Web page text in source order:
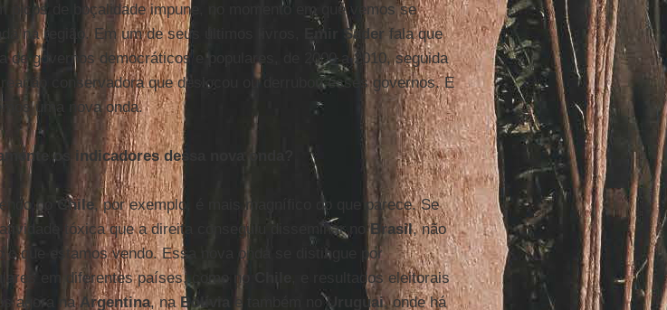
picos de boçalidade impune, no momento em que vemos se
na região. Em um de seus últimos livros,
Emir Sader fala que
de governos democráticos e populares, de 2000 a 2010, seguida
reação conservadora que deslocou ou derrubou esses governos. E
uma nova onda.
os indicadores dessa nova onda?
noChile, por exemplo, é mais magnífico do que parece. Se
tóxica que a direita conseguiu disseminar noBrasil, não
o que estamos vendo. Essa nova onda se distingue por
em diferentes países, como no
, e resultados eleitorais
agora naArgentina, naBolívia e também noUruguai, onde há